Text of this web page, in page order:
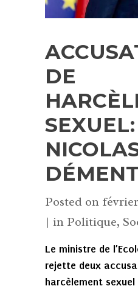
DE
SEXUEL:
DÉMENT
Posted on
in Politique,
Le ministre de
rejette deux
harcèlement